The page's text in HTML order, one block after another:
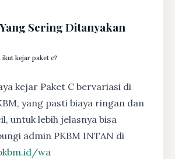
Sering Ditanyakan
ikut kejar paket c?
kejar Paket C bervariasi di
yang pasti biaya ringan dan
untuk lebih jelasnya bisa
admin PKBM INTAN di
wa